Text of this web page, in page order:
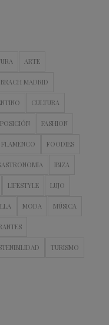
ARTE
BRACH MADRID
CULTURA
FASHION
FLAMENCO FOODIES
IBIZA
LIFESTYLE LUJO
MODA MÚSICA
TURISMO